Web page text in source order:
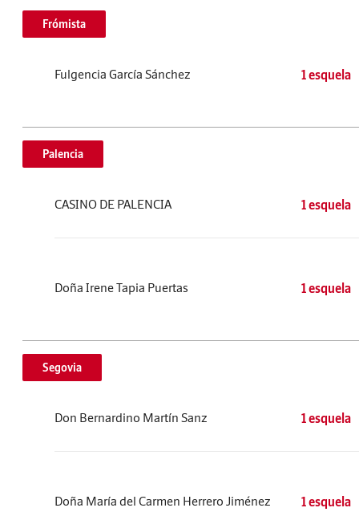
Frómista
Fulgencia García Sánchez 1 esquela
Palencia
CASINO DE PALENCIA 1 esquela
Doña Irene Tapia Puertas 1 esquela
Segovia
Don Bernardino Martín Sanz 1 esquela
Doña María del Carmen Herrero Jiménez 1 esquela